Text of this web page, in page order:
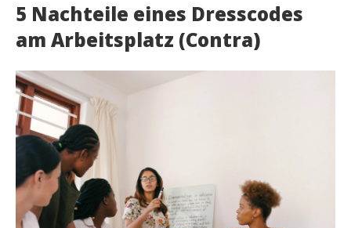
5 Nachteile eines Dresscodes
am Arbeitsplatz (Contra)